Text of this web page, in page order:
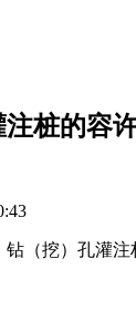
桩的容
钻（挖）孔灌